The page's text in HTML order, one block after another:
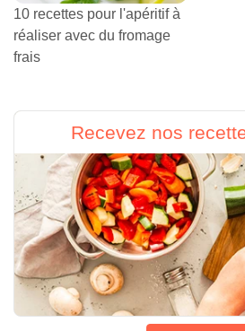
10 recettes pour l'apéritif à
réaliser avec du fromage
frais
Recevez nos